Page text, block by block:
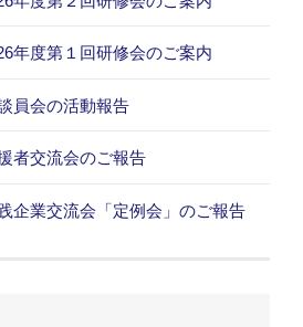
年度第１回研修会のご案内
員会の活動報告
者交流会のご報告
企業交流会「定例会」のご報告